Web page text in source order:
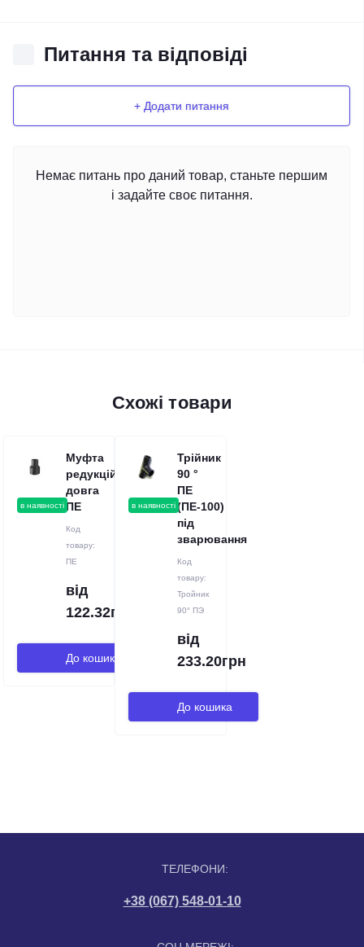
Питання та відповіді
+ Додати питання
Немає питань про даний товар, станьте першим
і задайте своє питання.
Схожі товари
в наявності
Муфта
редукційна
довга
ПЕ
Код
товару:
ПЕ
від
122.32грн
До кошика
в наявності
Трійник
90 °
ПЕ
(ПЕ-100)
під
зварювання
Код
товару:
Тройник
90° ПЭ
від
233.20грн
До кошика
ТЕЛЕФОНИ:
+38 (067) 548-01-10